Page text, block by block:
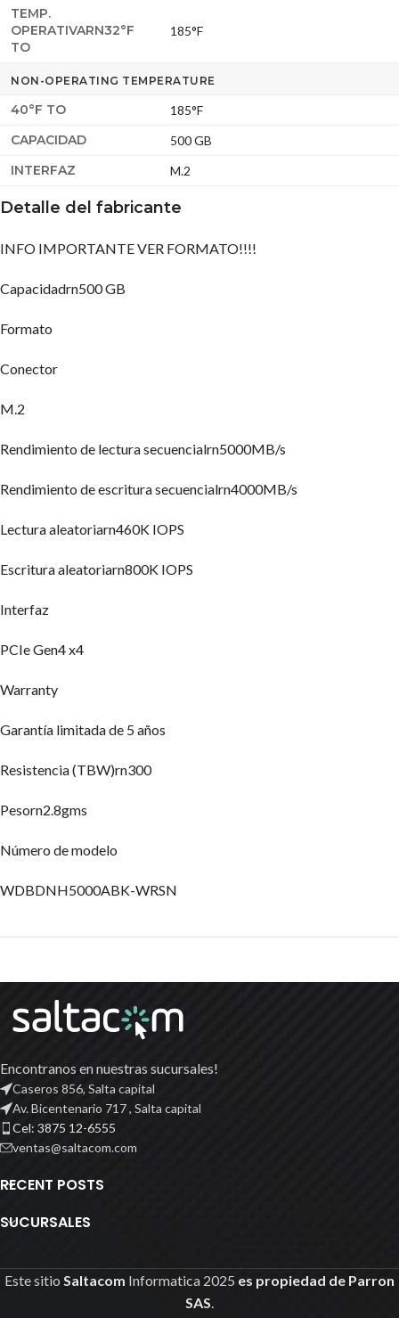
TEMP.
OPERATIVARN32°F
TO
185°F
NON-OPERATING TEMPERATURE
40°F TO 185°F
CAPACIDAD 500 GB
INTERFAZ M.2
Detalle del fabricante
INFO IMPORTANTE VER FORMATO!!!!
Capacidadrn500 GB
Formato
Conector
M.2
Rendimiento de lectura secuencialrn5000MB/s
Rendimiento de escritura secuencialrn4000MB/s
Lectura aleatoriarn460K IOPS
Escritura aleatoriarn800K IOPS
Interfaz
PCIe Gen4 x4
Warranty
Garantía limitada de 5 años
Resistencia (TBW)rn300
Pesorn2.8gms
Número de modelo
WDBDNH5000ABK-WRSN
Encontranos en nuestras sucursales!
Caseros 856, Salta capital
Av. Bicentenario 717 , Salta capital
Cel: 3875 12-6555
ventas@saltacom.com
RECENT POSTS
SUCURSALES
Este sitio Saltacom Informatica 2025 es propiedad de Parron
SAS.